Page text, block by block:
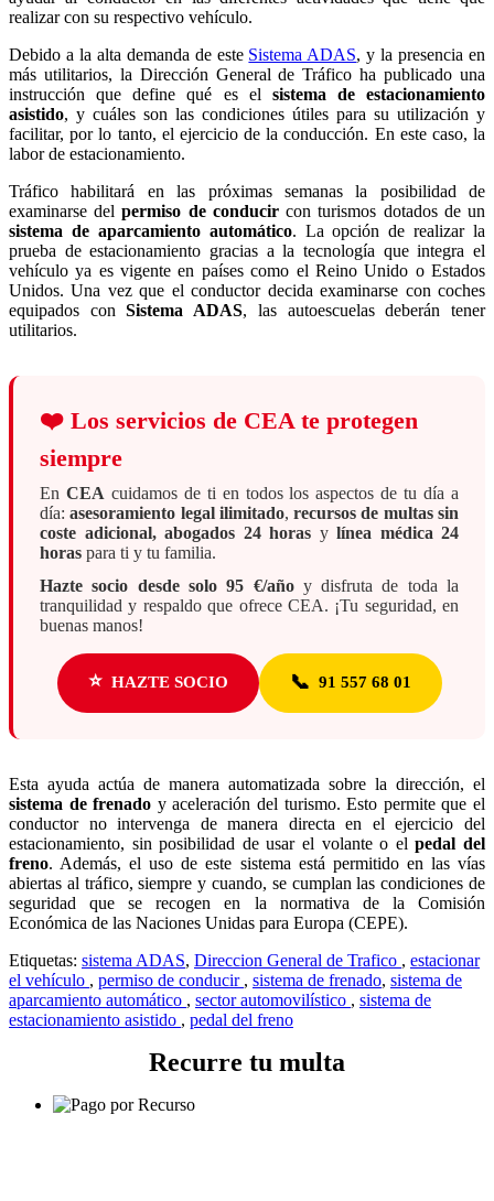
realizar con su respectivo vehículo.
Debido a la alta demanda de este Sistema ADAS, y la presencia en
más utilitarios, la Dirección General de Tráfico ha publicado una
instrucción que define qué es el sistema de estacionamiento
asistido, y cuáles son las condiciones útiles para su utilización y
facilitar, por lo tanto, el ejercicio de la conducción. En este caso, la
labor de estacionamiento.
Tráfico habilitará en las próximas semanas la posibilidad de
examinarse delpermiso de conducircon turismos dotados de un
sistema de aparcamiento automático. La opción de realizar la
prueba de estacionamiento gracias a la tecnología que integra el
vehículo ya es vigente en países como el Reino Unido o Estados
Unidos. Una vez que el conductor decida examinarse con coches
equipados conSistema ADAS, las autoescuelas deberán tener
utilitarios.
❤️ Los servicios de CEA te protegen
siempre
En CEA cuidamos de ti en todos los aspectos de tu día a
día:asesoramiento legal ilimitado,recursos de multas sin
coste adicional, abogados 24 horas y línea médica 24
horas para ti y tu familia.
Hazte socio desde solo 95 €/añoy disfruta de toda la
tranquilidad y respaldo que ofrece CEA. ¡Tu seguridad, en
buenas manos!
⭐ HAZTE SOCIO 📞 91 557 68 01
Esta ayuda actúa de manera automatizada sobre la dirección, el
sistema de frenado y aceleración del turismo. Esto permite que el
conductor no intervenga de manera directa en el ejercicio del
estacionamiento, sin posibilidad de usar el volante o elpedal del
freno. Además, el uso de este sistema está permitido en las vías
abiertas al tráfico, siempre y cuando, se cumplan las condiciones de
seguridad que se recogen en la normativa de la Comisión
Económica de las Naciones Unidas para Europa (CEPE).
Etiquetas: sistema ADAS, Direccion General de Trafico , estacionar
el vehículo , permiso de conducir , sistema de frenado, sistema de
aparcamiento automático , sector automovilístico , sistema de
estacionamiento asistido , pedal del freno
Recurre tu multa